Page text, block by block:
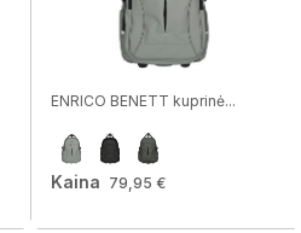
ENRICO BENETT kuprinė...
Kaina 79,95 €